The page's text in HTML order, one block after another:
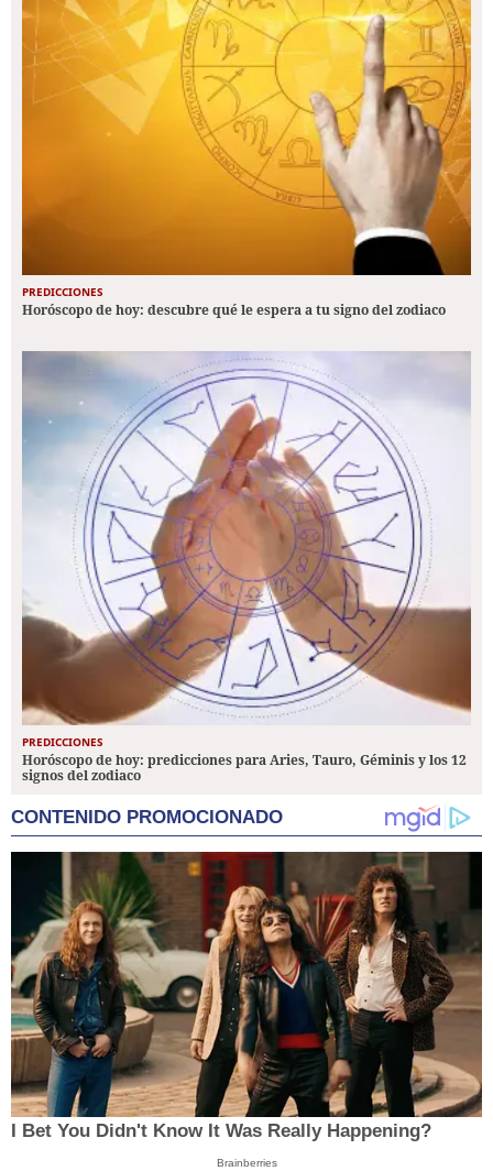
PREDICCIONES
Horóscopo de hoy: descubre qué le espera a tu signo del zodiaco
PREDICCIONES
Horóscopo de hoy: predicciones para Aries, Tauro, Géminis y los 12
signos del zodiaco
CONTENIDO PROMOCIONADO
I Bet You Didn't Know It Was Really Happening?
Brainberries